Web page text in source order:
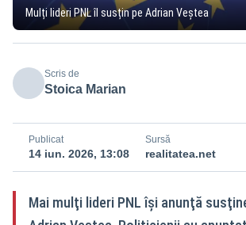
Mulți lideri PNL îl susțin pe Adrian Veștea
Scris de
Stoica Marian
Publicat
14 iun. 2026, 13:08
Sursă
realitatea.net
Mai mulţi lideri PNL îşi anunţă